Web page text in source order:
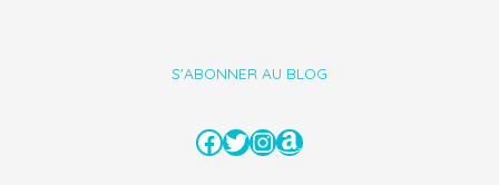
S'ABONNER AU BLOG
Facebook
Twitter
Instagram
Amazon